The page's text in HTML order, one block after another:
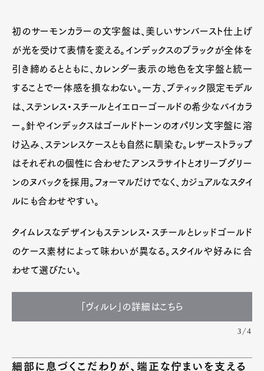
初のサーモンカラーの文字盤は、美しいサンバースト仕上げ
が光を受けて表情を変える。インデックスのブラックが全体を
引き締めるとともに、カレンダー表示の地色を文字盤と統一
することで一体感を損なわない。一方、ブティック限定モデル
は、ステンレス・スチールとイエローゴールドの希少なバイカラ
ー。針やインデックスはゴールドトーンのオパリン文字盤に溶
け込み、ステンレスケースとも自然に馴染む。レザーストラップ
はそれぞれの個性に合わせたアンスラサイトとオリーブグリー
ンのヌバックを採用。フォーマルだけでなく、カジュアルなスタイ
ルにも合わせやすい。
タイムレスなデザインもステンレス・スチールとレッドゴールド
のケース素材によって味わいが異なる。スタイルや好みに合
わせて選びたい。
「ヴィルレ」の詳細はこちら
3/4
細部に息づくこだわりが、端正な佇まいを支える